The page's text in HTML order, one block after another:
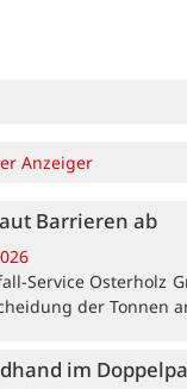
Anzeiger
Barrieren ab
Service Osterholz
der Tonnen
im